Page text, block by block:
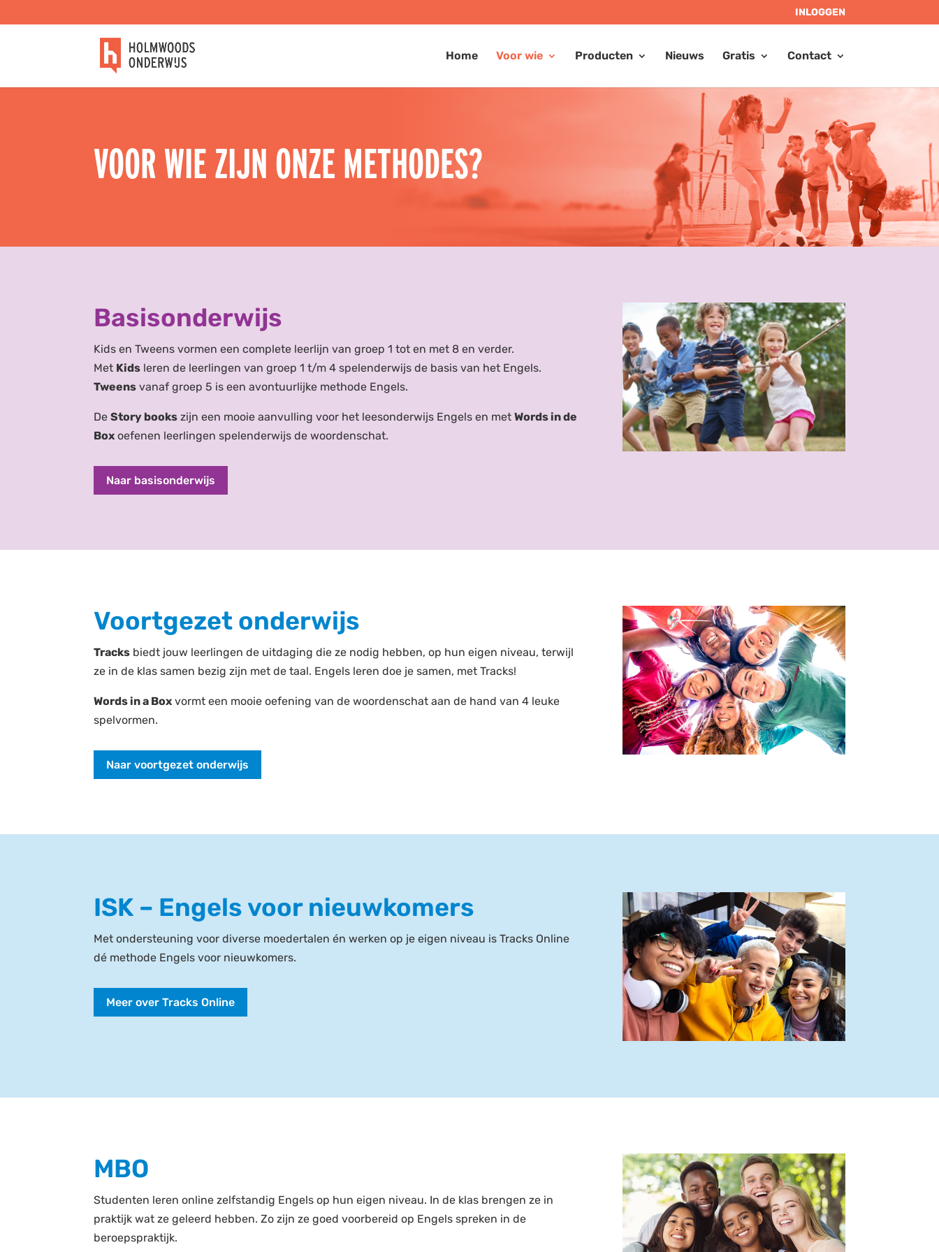
INLOGGEN
Home Voor wie Producten Nieuws Gratis Contact
VOOR WIE ZIJN ONZE METHODES?
Basisonderwijs
Kids en Tweens vormen een complete leerlijn van groep 1 tot en met 8 en verder.
Met Kids leren de leerlingen vangroep 1 t/m 4 spelenderwijs de basis van het Engels.
Tweens vanaf groep 5 is een avontuurlijke methode Engels.
DeStory books zijn een mooie aanvulling voor het leesonderwijs Engels en metWords in de
Box oefenen leerlingen spelenderwijs de woordenschat.
Naar basisonderwijs
Voortgezet onderwijs
Tracks biedt jouw leerlingen de uitdaging die ze nodig hebben, op hun eigen niveau, terwijl
ze in de klas samen bezig zijn met de taal. Engels leren doe je samen, met Tracks!
Words in a Box vormt een mooie oefening van de woordenschat aan de hand van 4 leuke
spelvormen.
Naar voortgezet onderwijs
ISK – Engels voor nieuwkomers
Met ondersteuning voor diverse moedertalen én werken op je eigen niveau is Tracks Online
dé methode Engels voor nieuwkomers.
Meer over Tracks Online
MBO
Studenten leren online zelfstandig Engels op hun eigen niveau. In de klas brengen ze in
praktijk wat ze geleerd hebben. Zo zijn ze goed voorbereid op Engels spreken in de
beroepspraktijk.